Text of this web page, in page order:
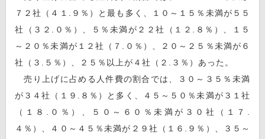
７２社（４１.９％）と最も多く、１０～１５％未満が５５
社（３２.０％）、５％未満が２２社（１２.８％）、１５
～２０％未満が１２社（７.０％）、２０～２５％未満が６
社（３.５％）、２５％以上が４社（２.３％）あった。
売り上げに占める人件費の割合では、３０～３５％未満
が３４社（１９.８％）と多く、４５～５０％未満が３１社
（１８.０％）、５０～６０％未満が３０社（１７.
４％）、４０～４５％未満が２９社（１６.９％）、３５～